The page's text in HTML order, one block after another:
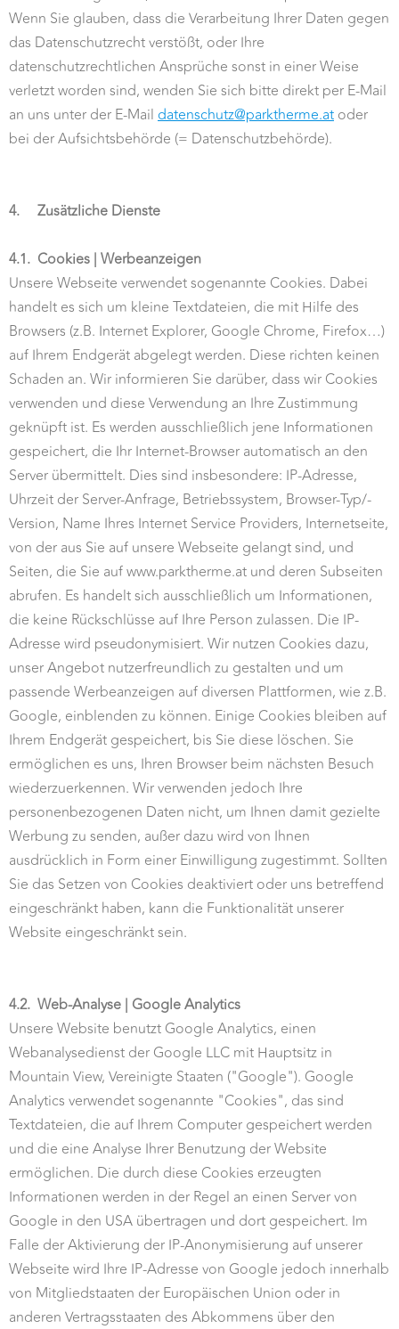
Wenn Sie glauben, dass die Verarbeitung Ihrer Daten gegen
das Datenschutzrecht verstößt, oder Ihre
datenschutzrechtlichen Ansprüche sonst in einer Weise
verletzt worden sind, wenden Sie sich bitte direkt per E-Mail
an uns unter der E-Mail datenschutz@parktherme.at oder
bei der Aufsichtsbehörde (= Datenschutzbehörde).
4. Zusätzliche Dienste
4.1. Cookies | Werbeanzeigen
Unsere Webseite verwendet sogenannte Cookies. Dabei
handelt es sich um kleine Textdateien, die mit Hilfe des
Browsers (z.B. Internet Explorer, Google Chrome, Firefox…)
auf Ihrem Endgerät abgelegt werden. Diese richten keinen
Schaden an. Wir informieren Sie darüber, dass wir Cookies
verwenden und diese Verwendung an Ihre Zustimmung
geknüpft ist. Es werden ausschließlich jene Informationen
gespeichert, die Ihr Internet-Browser automatisch an den
Server übermittelt. Dies sind insbesondere: IP-Adresse,
Uhrzeit der Server-Anfrage, Betriebssystem, Browser-Typ/-
Version, Name Ihres Internet Service Providers, Internetseite,
von der aus Sie auf unsere Webseite gelangt sind, und
Seiten, die Sie auf www.parktherme.at und deren Subseiten
abrufen. Es handelt sich ausschließlich um Informationen,
die keine Rückschlüsse auf Ihre Person zulassen. Die IP-
Adresse wird pseudonymisiert. Wir nutzen Cookies dazu,
unser Angebot nutzerfreundlich zu gestalten und um
passende Werbeanzeigen auf diversen Plattformen, wie z.B.
Google, einblenden zu können. Einige Cookies bleiben auf
Ihrem Endgerät gespeichert, bis Sie diese löschen. Sie
ermöglichen es uns, Ihren Browser beim nächsten Besuch
wiederzuerkennen. Wir verwenden jedoch Ihre
personenbezogenen Daten nicht, um Ihnen damit gezielte
Werbung zu senden, außer dazu wird von Ihnen
ausdrücklich in Form einer Einwilligung zugestimmt. Sollten
Sie das Setzen von Cookies deaktiviert oder uns betreffend
eingeschränkt haben, kann die Funktionalität unserer
Website eingeschränkt sein.
4.2. Web-Analyse | Google Analytics
Unsere Website benutzt Google Analytics, einen
Webanalysedienst der Google LLC mit Hauptsitz in
Mountain View, Vereinigte Staaten ("Google"). Google
Analytics verwendet sogenannte "Cookies", das sind
Textdateien, die auf Ihrem Computer gespeichert werden
und die eine Analyse Ihrer Benutzung der Website
ermöglichen. Die durch diese Cookies erzeugten
Informationen werden in der Regel an einen Server von
Google in den USA übertragen und dort gespeichert. Im
Falle der Aktivierung der IP-Anonymisierung auf unserer
Webseite wird Ihre IP-Adresse von Google jedoch innerhalb
von Mitgliedstaaten der Europäischen Union oder in
anderen Vertragsstaaten des Abkommens über den